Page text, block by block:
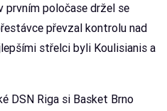
prvním poločase držel se
převzal kontrolu nad
střelci byli Koulisianis a
DSN Riga si Basket Brno